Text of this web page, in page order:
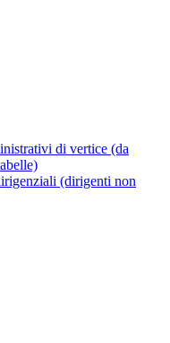
di vertice (da
(dirigenti non